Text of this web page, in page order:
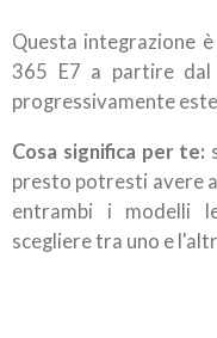
Questa integrazione
365 E7 a partire dal
progressivamente
Cosa significa per te:
presto potresti avere
entrambi i modelli
scegliere tra uno e